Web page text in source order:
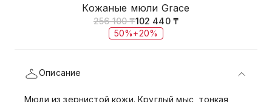
Кожаные мюли Grace
256 100 ₸102 440 ₸
50%+20%
Описание
Мюли из зернистой кожи. Круглый мыс, тонкая